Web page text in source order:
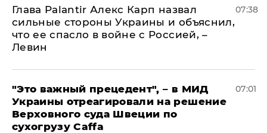
Глава Palantir Алекс Карп назвал
сильные стороны Украины и объяснил,
что ее спасло в войне с Россией, –
Левин
07:38
"Это важный прецедент", – в МИД
Украины отреагировали на решение
Верховного суда Швеции по
сухогрузу Caffa
07:01